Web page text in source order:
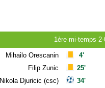
1ère mi-temps 2-
Mihailo Orescanin
Filip Zunic
Nikola Djuricic (csc)
4'
25'
34'